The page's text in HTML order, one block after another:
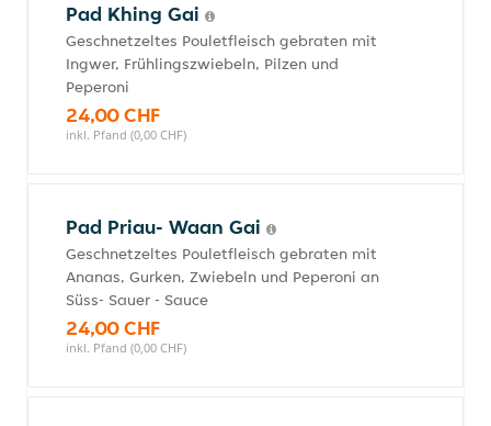
Pad Khing Gai
Geschnetzeltes Pouletfleisch gebraten mit
Ingwer, Frühlingszwiebeln, Pilzen und
Peperoni
24,00 CHF
inkl. Pfand (0,00 CHF)
Pad Priau- Waan Gai
Geschnetzeltes Pouletfleisch gebraten mit
Ananas, Gurken, Zwiebeln und Peperoni an
Süss- Sauer - Sauce
24,00 CHF
inkl. Pfand (0,00 CHF)